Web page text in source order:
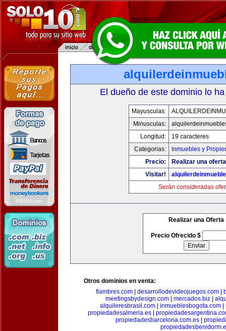
El dueño de este dominio lo
Mayusculas:
Minusculas:
Longitud:
19 caracteres
Categorias:
Inmuebles y
Precio:
Realizar una
Visitar!
Serán consideradas
Realizar una Oferta
Precio Ofrecido $
Otros dominios en venta:
fiambres.com| desarrollodevideojuegos.com|
meetingsbydesign.com| mercados.biz|
alquileresbrasil.com| inmueblesbogota.com|
propiedadesalmeria.es
propiedadesbarcelona.com.es|